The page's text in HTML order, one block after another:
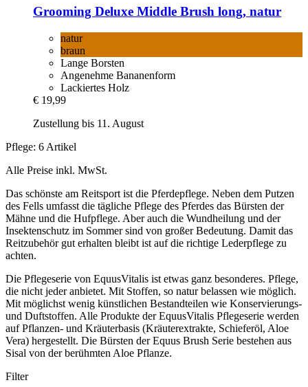
Grooming Deluxe Middle Brush long, natur
natur
braun
Lange Borsten
Angenehme Bananenform
Lackiertes Holz
€ 19,99
Zustellung bis 11. August
Pflege: 6 Artikel
Alle Preise inkl. MwSt.
Das schönste am Reitsport ist die Pferdepflege. Neben dem Putzen
des Fells umfasst die tägliche Pflege des Pferdes das Bürsten der
Mähne und die Hufpflege. Aber auch die Wundheilung und der
Insektenschutz im Sommer sind von großer Bedeutung. Damit das
Reitzubehör gut erhalten bleibt ist auf die richtige Lederpflege zu
achten.
Die Pflegeserie von EquusVitalis ist etwas ganz besonderes. Pflege,
die nicht jeder anbietet. Mit Stoffen, so natur belassen wie möglich.
Mit möglichst wenig künstlichen Bestandteilen wie Konservierungs-
und Duftstoffen. Alle Produkte der EquusVitalis Pflegeserie werden
auf Pflanzen- und Kräuterbasis (Kräuterextrakte, Schieferöl, Aloe
Vera) hergestellt. Die Bürsten der Equus Brush Serie bestehen aus
Sisal von der berühmten Aloe Pflanze.
Filter